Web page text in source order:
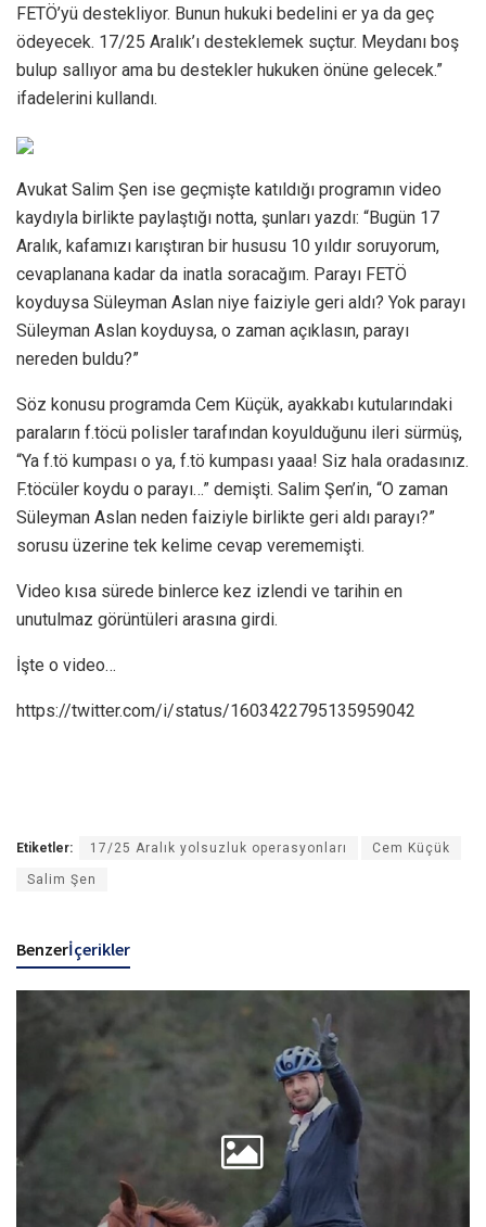
FETÖ’yü destekliyor. Bunun hukuki bedelini er ya da geç
ödeyecek. 17/25 Aralık’ı desteklemek suçtur. Meydanı boş
bulup sallıyor ama bu destekler hukuken önüne gelecek.”
ifadelerini kullandı.
Avukat Salim Şen ise geçmişte katıldığı programın video
kaydıyla birlikte paylaştığı notta, şunları yazdı: “Bugün 17
Aralık, kafamızı karıştıran bir hususu 10 yıldır soruyorum,
cevaplanana kadar da inatla soracağım. Parayı FETÖ
koyduysa Süleyman Aslan niye faiziyle geri aldı? Yok parayı
Süleyman Aslan koyduysa, o zaman açıklasın, parayı
nereden buldu?”
Söz konusu programda Cem Küçük, ayakkabı kutularındaki
paraların f.töcü polisler tarafından koyulduğunu ileri sürmüş,
“Ya f.tö kumpası o ya, f.tö kumpası yaaa! Siz hala oradasınız.
F.töcüler koydu o parayı…” demişti. Salim Şen’in, “O zaman
Süleyman Aslan neden faiziyle birlikte geri aldı parayı?”
sorusu üzerine tek kelime cevap verememişti.
Video kısa sürede binlerce kez izlendi ve tarihin en
unutulmaz görüntüleri arasına girdi.
İşte o video…
https://twitter.com/i/status/1603422795135959042
Etiketler: 17/25 Aralık yolsuzluk operasyonları Cem Küçük
Salim Şen
Benzerİçerikler